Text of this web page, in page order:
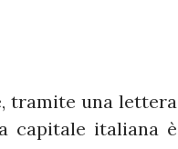
tramite una lettera
capitale italiana è